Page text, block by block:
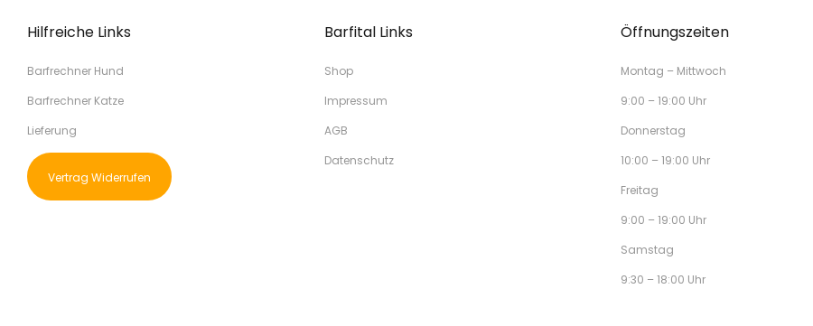
Hilfreiche Links
Barfrechner Hund
Barfrechner Katze
Lieferung
Vertrag Widerrufen
Barfital Links
Shop
Impressum
AGB
Datenschutz
Öffnungszeiten
Montag – Mittwoch
9:00 – 19:00 Uhr
Donnerstag
10:00 – 19:00 Uhr
Freitag
9:00 – 19:00 Uhr
Samstag
9:30 – 18:00 Uhr